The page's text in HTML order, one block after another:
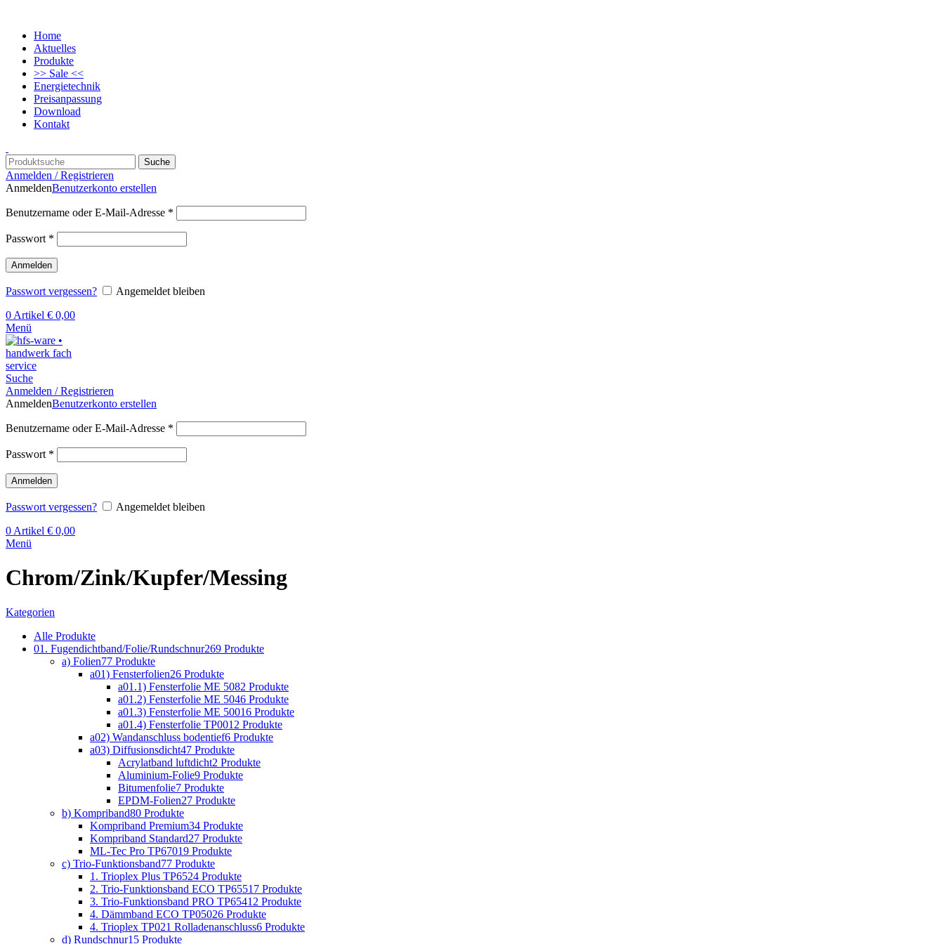
Home
Aktuelles
Produkte
>> Sale <<
Energietechnik
Preisanpassung
Download
Kontakt
Suche
Anmelden / Registrieren
AnmeldenBenutzerkonto erstellen
Benutzername oder E-Mail-Adresse *
Passwort *
Anmelden
Passwort vergessen?
Angemeldet bleiben
0 Artikel € 0,00
Menü
Suche
Anmelden / Registrieren
AnmeldenBenutzerkonto erstellen
Benutzername oder E-Mail-Adresse *
Passwort *
Anmelden
Passwort vergessen?
Angemeldet bleiben
0 Artikel € 0,00
Menü
Chrom/Zink/Kupfer/Messing
Kategorien
Alle Produkte
01. Fugendichtband/Folie/Rundschnur269 Produkte
a) Folien77 Produkte
a01) Fensterfolien26 Produkte
a01.1) Fensterfolie ME 5082 Produkte
a01.2) Fensterfolie ME 5046 Produkte
a01.3) Fensterfolie ME 50016 Produkte
a01.4) Fensterfolie TP001 2 Produkte
a02) Wandanschluss bodentief6 Produkte
a03) Diffusionsdicht47 Produkte
Acrylatband luftdicht2 Produkte
Aluminium-Folie9 Produkte
Bitumenfolie7 Produkte
EPDM-Folien27 Produkte
b) Kompriband80 Produkte
Kompriband Premium34 Produkte
Kompriband Standard27 Produkte
ML-Tec Pro TP67019 Produkte
c) Trio-Funktionsband77 Produkte
1. Trioplex Plus TP6524 Produkte
2. Trio-Funktionsband ECO TP65517 Produkte
3. Trio-Funktionsband PRO TP65412 Produkte
4. Dämmband ECO TP05026 Produkte
4. Trioplex TP021 Rolladenanschluss6 Produkte
d) Rundschnur15 Produkte